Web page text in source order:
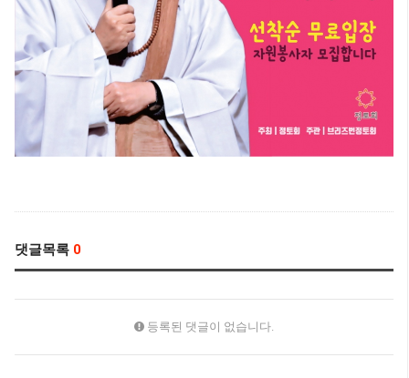
댓글목록 0
등록된 댓글이 없습니다.